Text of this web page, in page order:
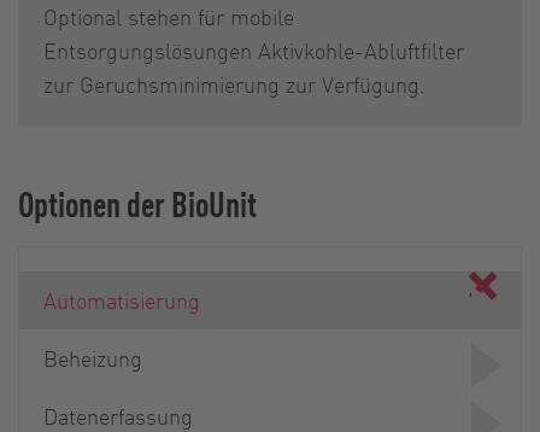
Optional stehen für mobile
Entsorgungslösungen Aktivkohle-Abluftfilter
zur Geruchsminimierung zur Verfügung.
Optionen der BioUnit
Automatisierung
Beheizung
Datenerfassung